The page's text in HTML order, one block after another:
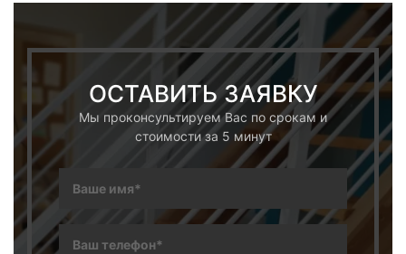
ОСТАВИТЬ ЗАЯВКУ
Мы проконсультируем Вас по срокам и
стоимости за 5 минут